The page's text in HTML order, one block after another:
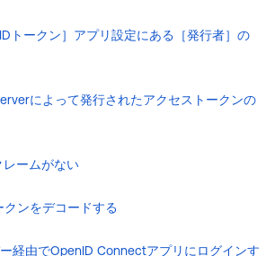
トークン］アプリ設定にある［発行者］の
によって発行されたアクセストークンの
レームがない
クンをデコードする
経由でOpenID Connectアプリにログインす